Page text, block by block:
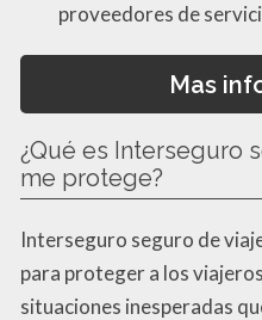
proveedores de
Mas
¿Qué es Interseguro
me protege?
Interseguro seguro de
para proteger a los
situaciones inesperadas